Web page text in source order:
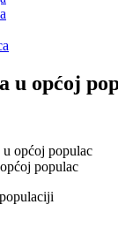
u općoj
populac